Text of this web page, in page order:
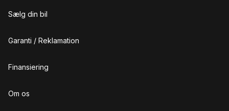
P
Skiltegenkendelse
Sælg din bil
Garanti / Reklamation
Finansiering
Om os